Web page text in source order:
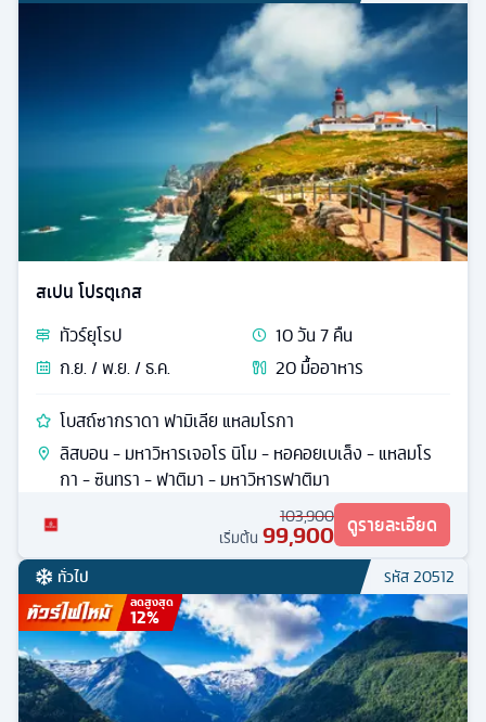
สเปน โปรตุเกส
ทัวร์ยุโรป 10วัน7คืน
ก.ย. / พ.ย. / ธ.ค.
20มื้ออาหาร
โบสถ์ซากราดา ฟามิเลีย แหลมโรกา
ลิสบอน - มหาวิหารเจอโร นิโม - หอคอยเบเล็ง - แหลมโร
กา - ซินทรา - ฟาติมา - มหาวิหารฟาติมา
103,900
เริ่มต้น 99,900 ดูรายละเอียด
ทั่วไป รหัส20512
ลดสูงสุด
12%